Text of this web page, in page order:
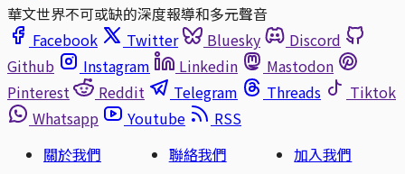
華文世界不可或缺的深度報導和多元聲音
Facebook
Twitter Bluesky
Discord
Github
Instagram Linkedin
Mastodon
Pinterest
Reddit Telegram Threads
Tiktok
Whatsapp
Youtube
RSS
關於我們
聯絡我們
加入我們